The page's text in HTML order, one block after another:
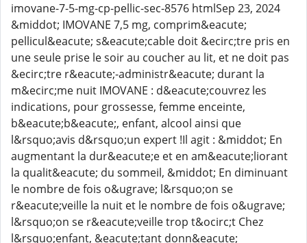
imovane-7-5-mg-cp-pellic-sec-8576 htmlSep 23, 2024
&middot; IMOVANE 7,5 mg, comprim&eacute;
pellicul&eacute; s&eacute;cable doit &ecirc;tre pris en
une seule prise le soir au coucher au lit, et ne doit pas
&ecirc;tre r&eacute;-administr&eacute; durant la
m&ecirc;me nuit IMOVANE : d&eacute;couvrez les
indications, pour grossesse, femme enceinte,
b&eacute;b&eacute;, enfant, alcool ainsi que
l&rsquo;avis d&rsquo;un expert !Il agit : &middot; En
augmentant la dur&eacute;e et en am&eacute;liorant
la qualit&eacute; du sommeil, &middot; En diminuant
le nombre de fois o&ugrave; l&rsquo;on se
r&eacute;veille la nuit et le nombre de fois o&ugrave;
l&rsquo;on se r&eacute;veille trop t&ocirc;t Chez
l&rsquo;enfant, &eacute;tant donn&eacute;